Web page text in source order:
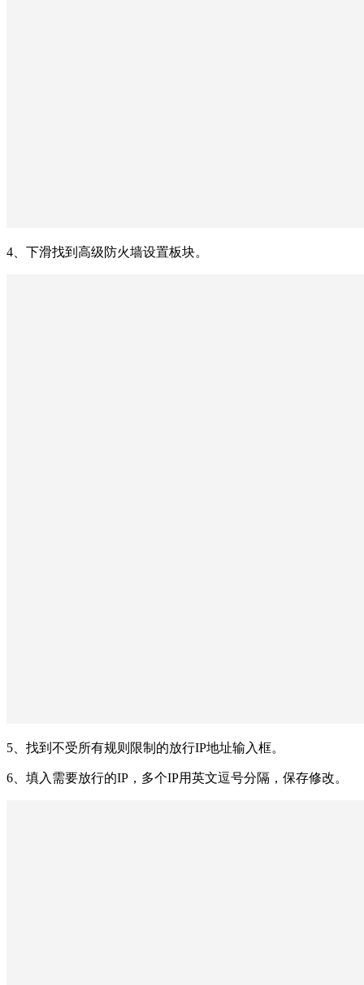
4、下滑找到高级防火墙设置板块。
5、找到不受所有规则限制的放行IP地址输入框。
6、填入需要放行的IP，多个IP用英文逗号分隔，保存修改。